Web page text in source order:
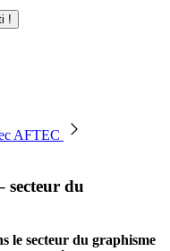
!
AFTEC
secteur du
le secteur du graphisme